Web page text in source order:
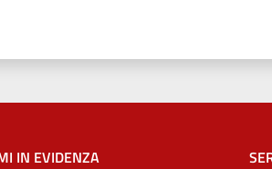
IN EVIDENZA